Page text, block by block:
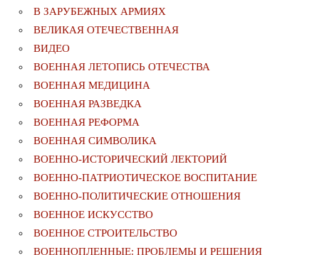
В ЗАРУБЕЖНЫХ АРМИЯХ
ВЕЛИКАЯ ОТЕЧЕСТВЕННАЯ
ВИДЕО
ВОЕННАЯ ЛЕТОПИСЬ ОТЕЧЕСТВА
ВОЕННАЯ МЕДИЦИНА
ВОЕННАЯ РАЗВЕДКА
ВОЕННАЯ РЕФОРМА
ВОЕННАЯ СИМВОЛИКА
ВОЕННО-ИСТОРИЧЕСКИЙ ЛЕКТОРИЙ
ВОЕННО-ПАТРИОТИЧЕСКОЕ ВОСПИТАНИЕ
ВОЕННО-ПОЛИТИЧЕСКИE ОТНОШЕНИЯ
ВОЕННОЕ ИСКУССТВО
ВОЕННОЕ СТРОИТЕЛЬСТВО
ВОЕННОПЛЕННЫЕ: ПРОБЛЕМЫ И РЕШЕНИЯ